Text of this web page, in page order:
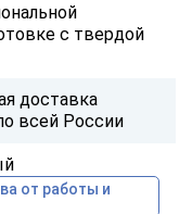
с твердой
доставка
всей России
от работы и